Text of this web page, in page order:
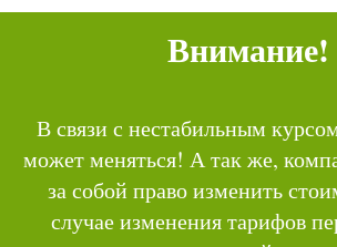
Внимание!
В связи с нестабильным
может меняться! А так же,
за собой право изменить
случае изменения тарифов